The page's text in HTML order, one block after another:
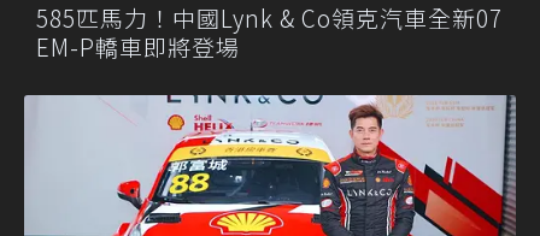
585匹馬力！中國Lynk & Co領克汽車全新07
EM-P轎車即將登場